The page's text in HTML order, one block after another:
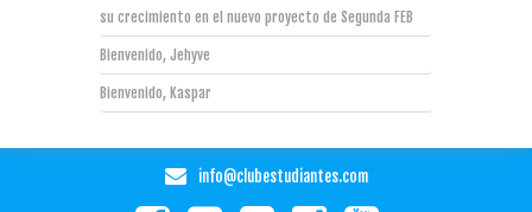
su crecimiento en el nuevo proyecto de Segunda FEB
Bienvenido, Jehyve
Bienvenido, Kaspar
info@clubestudiantes.com